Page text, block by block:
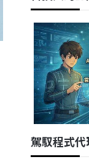
駕馭程式代